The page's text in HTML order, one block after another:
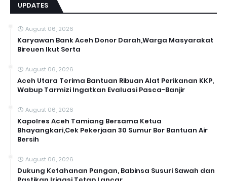
UPDATES
August 06, 2026
Karyawan Bank Aceh Donor Darah,Warga Masyarakat
Bireuen Ikut Serta
August 06, 2026
Aceh Utara Terima Bantuan Ribuan Alat Perikanan KKP,
Wabup Tarmizi Ingatkan Evaluasi Pasca-Banjir
August 06, 2026
Kapolres Aceh Tamiang Bersama Ketua
Bhayangkari,Cek Pekerjaan 30 Sumur Bor Bantuan Air
Bersih
August 06, 2026
Dukung Ketahanan Pangan, Babinsa Susuri Sawah dan